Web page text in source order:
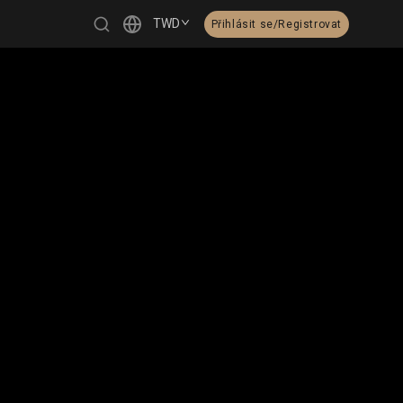
TWD Přihlásit se/Registrovat